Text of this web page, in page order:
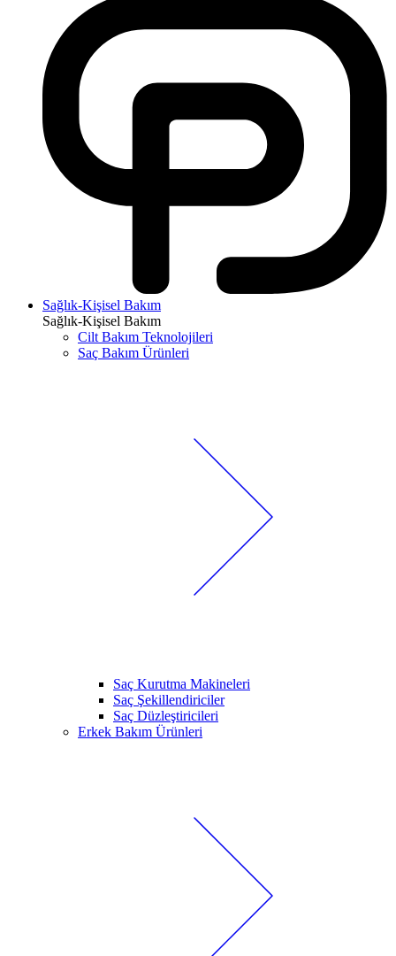
Sağlık-Kişisel Bakım
Sağlık-Kişisel Bakım
Cilt Bakım Teknolojileri
Saç Bakım Ürünleri
Saç Kurutma Makineleri
Saç Şekillendiriciler
Saç Düzleştiricileri
Erkek Bakım Ürünleri